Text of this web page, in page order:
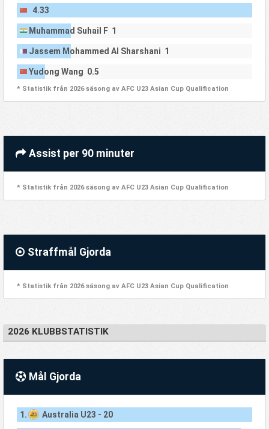
4.33
Muhammad Suhail F 1
Jassem Mohammed Al Sharshani 1
Yudong Wang 0.5
* Statistik från 2026 säsong av AFC U23 Asian Cup Qualification
Assist per 90 minuter
* Statistik från 2026 säsong av AFC U23 Asian Cup Qualification
Straffmål Gjorda
* Statistik från 2026 säsong av AFC U23 Asian Cup Qualification
2026 KLUBBSTATISTIK
Mål Gjorda
1. Australia U23 - 20